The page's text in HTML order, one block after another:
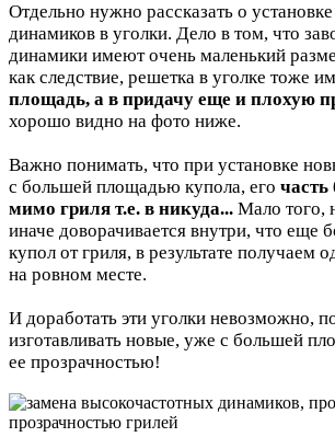
Отдельно нужно рассказать о
динамиков в уголки. Дело в том, что
динамики имеют очень маленький
как следствие, решетка в уголке тоже
площадь, а в придачу еще и плохую
хорошо видно на фото ниже.
Важно понимать, что при установке
с большей площадью купола, его часть
мимо гриля т.е. в никуда... Мало того,
иначе доворачивается внутри, что еще
купол от гриля, в результате получаем
на ровном месте.
И доработать эти уголки невозможно,
изготавливать новые, уже с большей
ее прозрачностью!